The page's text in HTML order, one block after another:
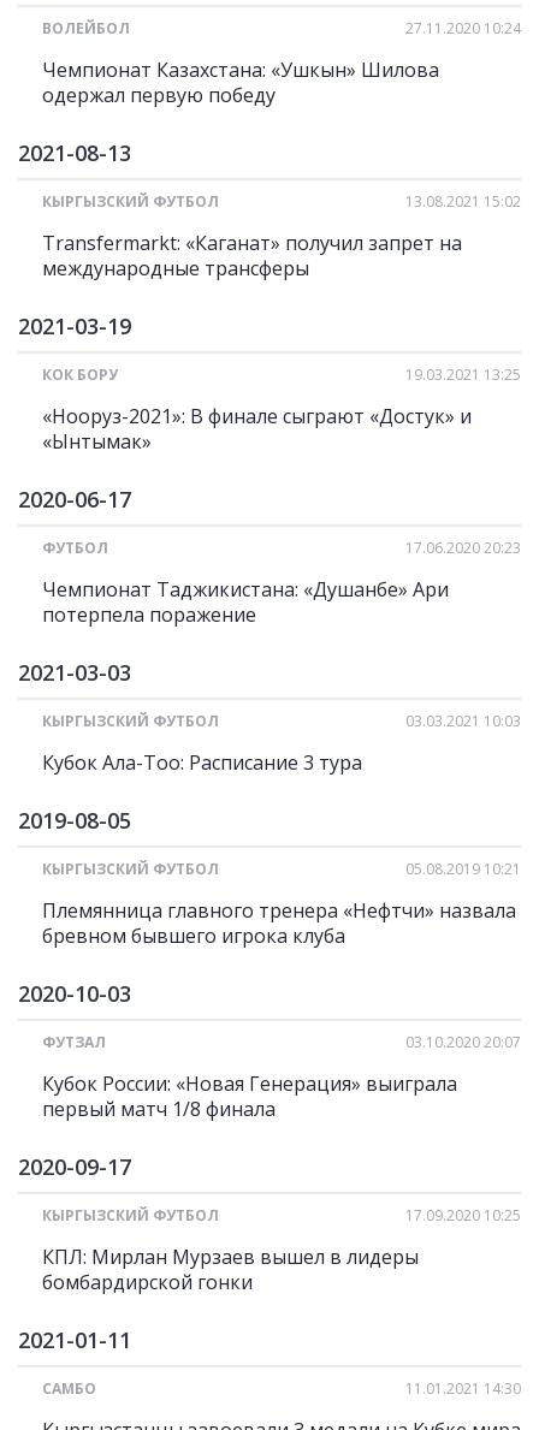
ВОЛЕЙБОЛ 27.11.2020 10:24
Чемпионат Казахстана: «Ушкын» Шилова
одержал первую победу
2021-08-13
КЫРГЫЗСКИЙ ФУТБОЛ 13.08.2021 15:02
Transfermarkt: «Каганат» получил запрет на
международные трансферы
2021-03-19
КОК БОРУ 19.03.2021 13:25
«Нооруз-2021»: В финале сыграют «Достук» и
«Ынтымак»
2020-06-17
ФУТБОЛ 17.06.2020 20:23
Чемпионат Таджикистана: «Душанбе» Ари
потерпела поражение
2021-03-03
КЫРГЫЗСКИЙ ФУТБОЛ 03.03.2021 10:03
Кубок Ала-Тоо: Расписание 3 тура
2019-08-05
КЫРГЫЗСКИЙ ФУТБОЛ 05.08.2019 10:21
Племянница главного тренера «Нефтчи» назвала
бревном бывшего игрока клуба
2020-10-03
ФУТЗАЛ 03.10.2020 20:07
Кубок России: «Новая Генерация» выиграла
первый матч 1/8 финала
2020-09-17
КЫРГЫЗСКИЙ ФУТБОЛ 17.09.2020 10:25
КПЛ: Мирлан Мурзаев вышел в лидеры
бомбардирской гонки
2021-01-11
САМБО 11.01.2021 14:30